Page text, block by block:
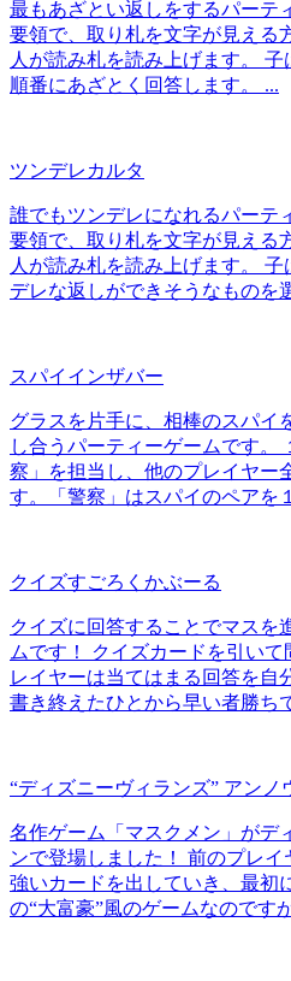
最もあざとい返しをするパーテ
要領で、取り札を文字が見える
人が読み札を読み上げます。 子
順番にあざとく回答します。 ...
ツンデレカルタ
誰でもツンデレになれるパーテ
要領で、取り札を文字が見える
人が読み札を読み上げます。
デレな返しができそうなものを
スパイインザバー
グラスを片手に、相棒のスパイ
し合うパーティーゲームです。
察」を担当し、他のプレイヤー
す。「警察」はスパイのペアを
クイズすごろくかぶーる
クイズに回答することでマスを
ムです！ クイズカードを引い
レイヤーは当てはまる回答を自
書き終えたひとから早い者勝ち
“ディズニーヴィランズ” アンノ
名作ゲーム「マスクメン」がデ
ンで登場しました！ 前のプレ
強いカードを出していき、最初
の“大富豪”風のゲームなのです